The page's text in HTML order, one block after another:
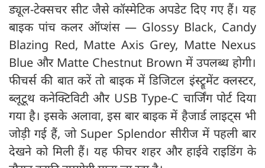
ड्यूल-टेक्सचर सीट जैसे कॉस्मेटिक अपडेट दिए गए हैं। यह
बाइक पांच कलर ऑप्शंस — Glossy Black, Candy
Blazing Red, Matte Axis Grey, Matte Nexus
Blue और Matte Chestnut Brown में उपलब्ध होगी।
फीचर्स की बात करें तो बाइक में डिजिटल इंस्ट्रूमेंट क्लस्टर,
ब्लूटूथ कनेक्टिविटी और USB Type-C चार्जिंग पोर्ट दिया
गया है। इसके अलावा, इस बार बाइक में हैजार्ड लाइट्स भी
जोड़ी गई हैं, जो Super Splendor सीरीज में पहली बार
देखने को मिली हैं। यह फीचर शहर और हाईवे राइडिंग के